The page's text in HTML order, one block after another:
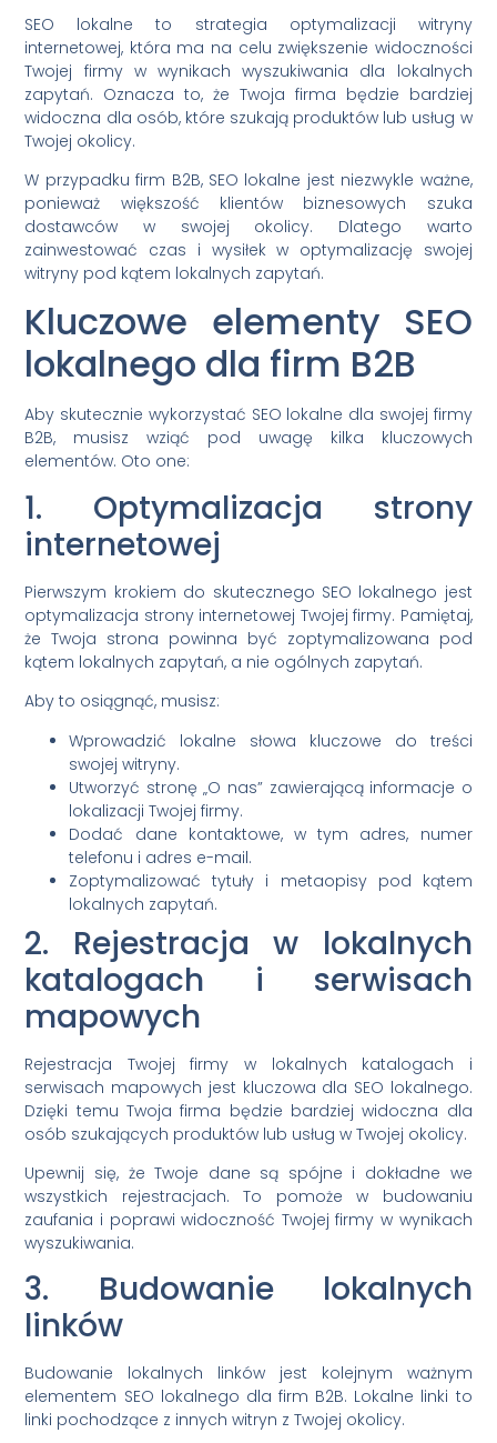
SEO lokalne to strategia optymalizacji witryny
internetowej, która ma na celu zwiększenie widoczności
Twojej firmy w wynikach wyszukiwania dla lokalnych
zapytań. Oznacza to, że Twoja firma będzie bardziej
widoczna dla osób, które szukają produktów lub usług w
Twojej okolicy.
W przypadku firm B2B, SEO lokalne jest niezwykle ważne,
ponieważ większość klientów biznesowych szuka
dostawców w swojej okolicy. Dlatego warto
zainwestować czas i wysiłek w optymalizację swojej
witryny pod kątem lokalnych zapytań.
Kluczowe elementy SEO
lokalnego dla firm B2B
Aby skutecznie wykorzystać SEO lokalne dla swojej firmy
B2B, musisz wziąć pod uwagę kilka kluczowych
elementów. Oto one:
1. Optymalizacja strony
internetowej
Pierwszym krokiem do skutecznego SEO lokalnego jest
optymalizacja strony internetowej Twojej firmy. Pamiętaj,
że Twoja strona powinna być zoptymalizowana pod
kątem lokalnych zapytań, a nie ogólnych zapytań.
Aby to osiągnąć, musisz:
Wprowadzić lokalne słowa kluczowe do treści
swojej witryny.
Utworzyć stronę „O nas” zawierającą informacje o
lokalizacji Twojej firmy.
Dodać dane kontaktowe, w tym adres, numer
telefonu i adres e-mail.
Zoptymalizować tytuły i metaopisy pod kątem
lokalnych zapytań.
2. Rejestracja w lokalnych
katalogach i serwisach
mapowych
Rejestracja Twojej firmy w lokalnych katalogach i
serwisach mapowych jest kluczowa dla SEO lokalnego.
Dzięki temu Twoja firma będzie bardziej widoczna dla
osób szukających produktów lub usług w Twojej okolicy.
Upewnij się, że Twoje dane są spójne i dokładne we
wszystkich rejestracjach. To pomoże w budowaniu
zaufania i poprawi widoczność Twojej firmy w wynikach
wyszukiwania.
3. Budowanie lokalnych
linków
Budowanie lokalnych linków jest kolejnym ważnym
elementem SEO lokalnego dla firm B2B. Lokalne linki to
linki pochodzące z innych witryn z Twojej okolicy.